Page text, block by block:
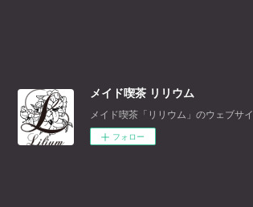
メイド喫茶 リリウム
メイド喫茶「リリウム」のウェブサイ
フォロー